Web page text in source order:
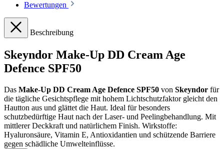
Bewertungen
Beschreibung
Skeyndor Make-Up DD Cream Age
Defence SPF50
Das Make-Up DD Cream Age Defence SPF50 von Skeyndor für
die tägliche Gesichtspflege mit hohem Lichtschutzfaktor gleicht den
Hautton aus und glättet die Haut. Ideal für besonders
schutzbedürftige Haut nach der Laser- und Peelingbehandlung. Mit
mittlerer Deckkraft und natürlichem Finish. Wirkstoffe:
Hyaluronsäure, Vitamin E, Antioxidantien und schützende Barriere
gegen schädliche Umwelteinflüsse.